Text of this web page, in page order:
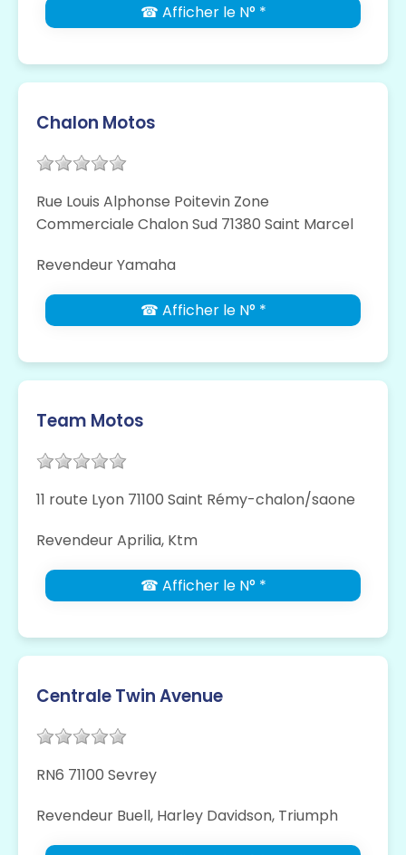
☎ Afficher le N° *
Chalon Motos
Rue Louis Alphonse Poitevin Zone
Commerciale Chalon Sud 71380 Saint Marcel
Revendeur Yamaha
☎ Afficher le N° *
Team Motos
11 route Lyon 71100 Saint Rémy-chalon/saone
Revendeur Aprilia, Ktm
☎ Afficher le N° *
Centrale Twin Avenue
RN6 71100 Sevrey
Revendeur Buell, Harley Davidson, Triumph